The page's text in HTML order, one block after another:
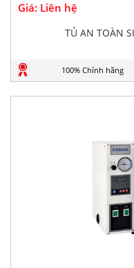
Giá: Liên hệ
TỦ AN TOÀN
100% Chính hãng